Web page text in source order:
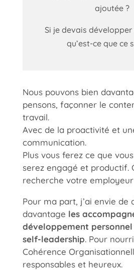
ajoutée ?
Si je devais développer
qu’est-ce que ce
Nous pouvons bien
pensons, façonner le
travail.
Avec de la proactivité et
communication.
Plus vous ferez ce que
serez engagé et productif.
recherche votre
Pour ma part, j’ai envie de
davantage les
développement
self-leadership. Pour
Cohérence
responsables et heureux.